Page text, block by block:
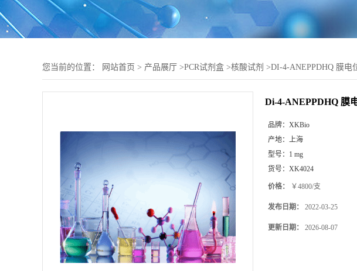
您当前的位置： 网站首页 > 产品展厅 >PCR试剂盒 >核酸试剂 >DI-4-ANEPPDHQ 膜电
Di-4-ANEPPDHQ 膜
品牌： XKBio
产地： 上海
型号： 1 mg
货号： XK4024
价格： ￥4800/支
发布日期： 2022-03-25
更新日期： 2026-08-07